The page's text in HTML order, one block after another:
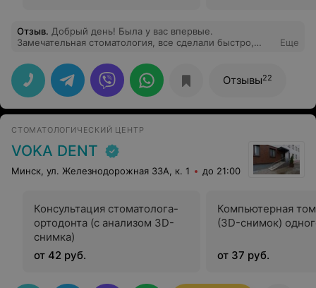
Отзыв. Добрый день! Была у вас впервые.
Замечательная стоматология, все сделали быстро,
Стоматология чистая, аккуратная, прием очень
комфортный. Врач ответила на интересующие
вопросы, дала рекомендации. По необходимости
запишусь снова!
Еще
Отзывы22
СТОМАТОЛОГИЧЕСКИЙ ЦЕНТР
VOKA DENT
Минск, ул. Железнодорожная 33А, к. 1 до 21:00
Консультация стоматолога-
ортодонта (с анализом 3D-
снимка)
от 42 руб.
Компьютерная
(3D-снимок)
от 37 руб.